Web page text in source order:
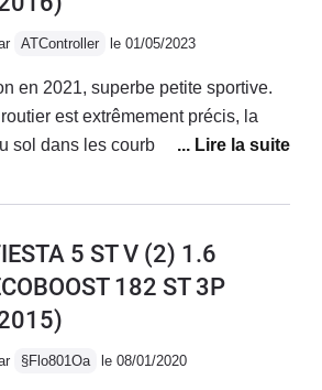
ATController le 01/05/2023
en 2021, superbe petite sportive.
est extrêmement précis, la
sol dans les courbes et il est très
serrés à son bord. - Le son du
sont plutôt raides, on
à éviter le moindre nid de poule.
aiguisé pour enchainer les
- Les finitions/
restent corrects, bien que le
5 ST V (2) 1.6
182 ST 3P
§Flo801Oa le 08/01/2020